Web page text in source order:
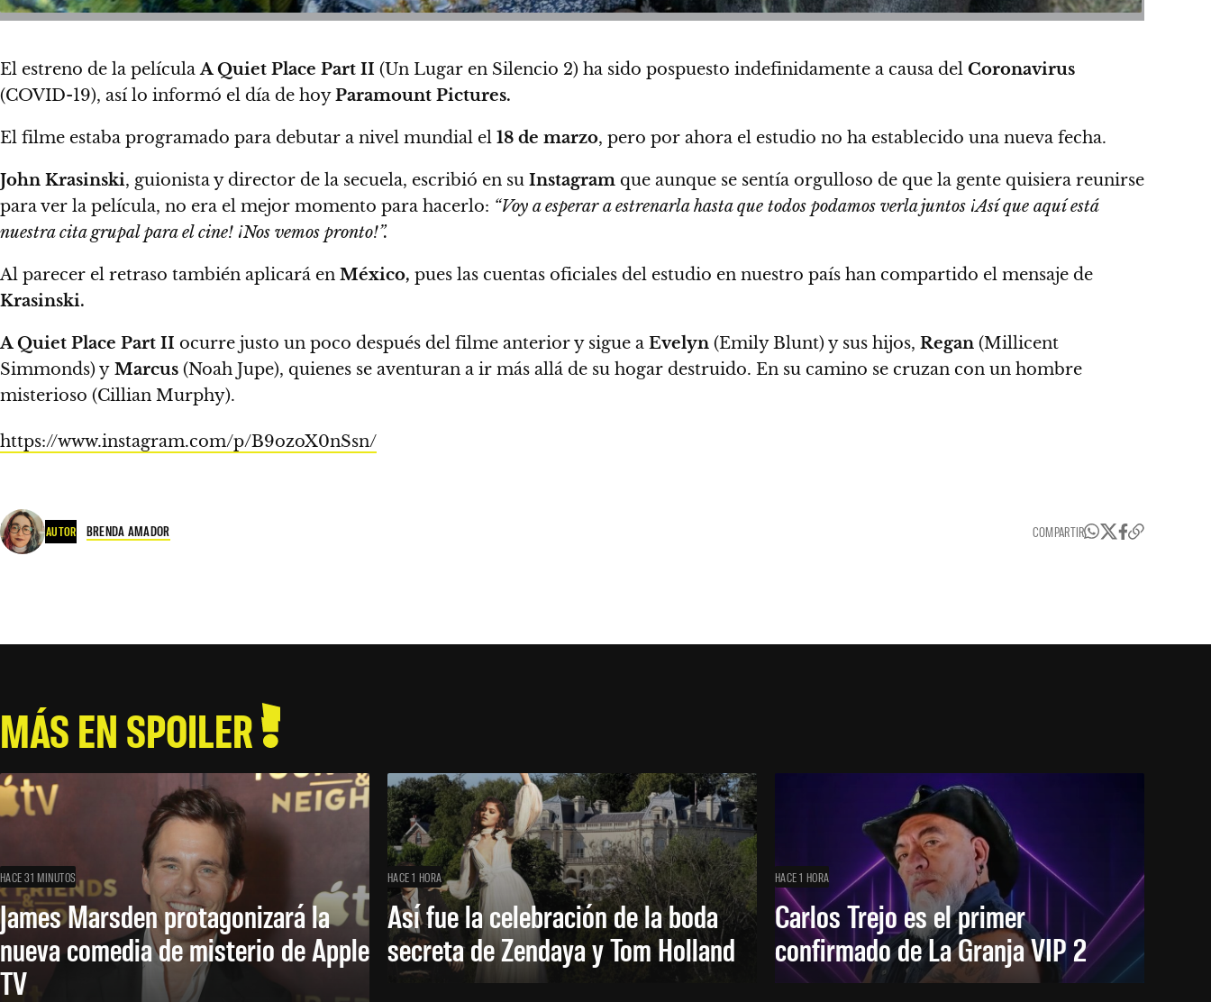
El estreno de la películaA Quiet Place Part II (Un Lugar en Silencio 2) ha sido pospuesto indefinidamente a causa del Coronavirus
(COVID-19), así lo informó el día de hoyParamount Pictures.
El filme estaba programado para debutar a nivel mundial el 18 de marzo, pero por ahora el estudio no ha establecido una nueva fecha.
John Krasinski, guionista y director de la secuela, escribió en su Instagram que aunque se sentía orgulloso de que la gente quisiera reunirse
para ver la película, no era el mejor momento para hacerlo: “Voy a esperar a estrenarla hasta que todos podamos verla juntos ¡Así que aquí está
nuestra cita grupal para el cine! ¡Nos vemos pronto!”.
Al parecer el retraso también aplicará en México, pues las cuentas oficiales del estudio en nuestro país han compartido el mensaje de
Krasinski.
A Quiet Place Part II ocurre justo un poco después del filme anterior y sigue a Evelyn (Emily Blunt) y sus hijos, Regan (Millicent
Simmonds) y Marcus (Noah Jupe), quienes se aventuran a ir más allá de su hogar destruido. En su camino se cruzan con un hombre
misterioso (Cillian Murphy).
https://www.instagram.com/p/B9ozoX0nSsn/
AUTOR BRENDA AMADOR COMPARTIR
MÁS EN SPOILER
HACE 31 MINUTOS
James Marsden protagonizará la
nueva comedia de misterio de Apple
TV
HACE 1 HORA
Así fue la celebración de la boda
secreta de Zendaya y Tom Holland
HACE 1 HORA
Carlos Trejo es el primer
confirmado de La Granja VIP 2